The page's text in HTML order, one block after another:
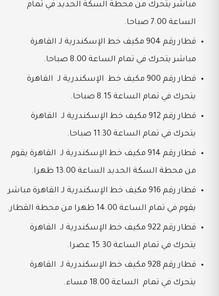
مباشر يتحرك من محطة السكة الحديد في تمام
الساعة 7.00 صباحا.
قطار رقم 904 مكيف خط الإسكندرية لـ القاهرة
مباشر يتحرك في تمام الساعة 8.00 صباحا.
قطار رقم 900 مكيف خط الإسكندرية لـ القاهرة
يتحرك في تمام الساعة 8.15 صباحا.
قطار رقم 912 مكيف خط الإسكندرية لـ القاهرة
يتحرك في تمام الساعة 11.30 صباحا.
قطار رقم 914 مكيف خط الإسكندرية لـ القاهرة يقوم
من محطة السكة الحديد الساعة 13.00 ظهرا.
قطار رقم 916 مكيف خط الإسكندرية لـ القاهرة مباشر
يقوم في تمام الساعة 14.00 ظهرا من محطة القطار.
قطار رقم 922 مكيف خط الإسكندرية لـ القاهرة
يتحرك في تمام الساعة 15.30 عصرا.
قطار رقم 928 مكيف خط الإسكندرية لـ القاهرة
يتحرك في تمام الساعة 18.00 مساء.